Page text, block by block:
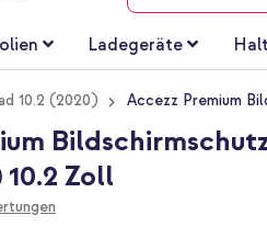
Ladegeräte
10.2 (2020) Accezz Premium
Zoll